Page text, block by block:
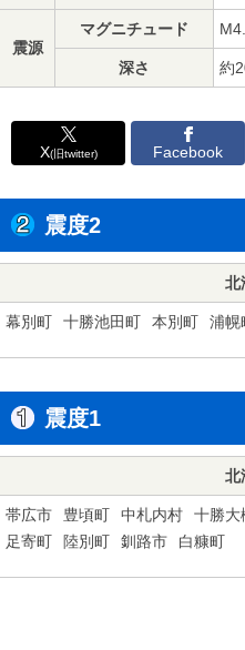
震源
マグニチュード
深さ 約
X(旧twitter) Facebook
震度2
北
幕別町 十勝池田町 本別町 浦幌
震度1
北
帯広市 豊頃町 中札内村 十勝大
足寄町
陸別町 釧路市 白糠町